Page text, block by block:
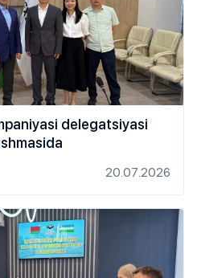
delegatsiyasi
20.07.2026